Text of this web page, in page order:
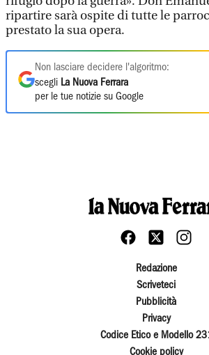
ripartire sarà ospite di tutte le
prestato la sua opera.
Non lasciare decidere l'algoritmo:
scegli La Nuova Ferrara
per le tue notizie su Google
Redazione
Scriveteci
Pubblicità
Privacy
Codice Etico e Modello
Cookie policy